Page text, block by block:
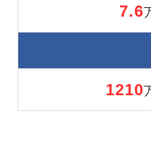
7.6
1210